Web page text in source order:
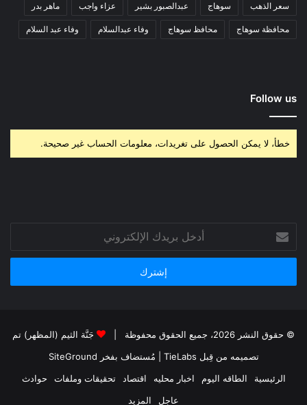
سعر الذهب سوهاج عبدالصبور بشير عزاء واجب ماهر بدر
محافظة سوهاج محافظ سوهاج وفاء عبدالسلام وفاء عبد السلام
Follow us
خطأ، لا يمكن الحصول على تغريدات، معلومات الحساب غير صحيحة.
بريدك
الإلكتروني
© حقوق النشر 2026، جميع الحقوق محفوظة |
جَنَّة الثيم (المظهر) تم
تصميمه من قِبل TieLabs
| مُستضاف بفخر SiteGround
الرئيسية
الطاقه اليوم اخبار محليه اقتصاد تحقيقات وملفات
حوادث
عاجل
المزيد